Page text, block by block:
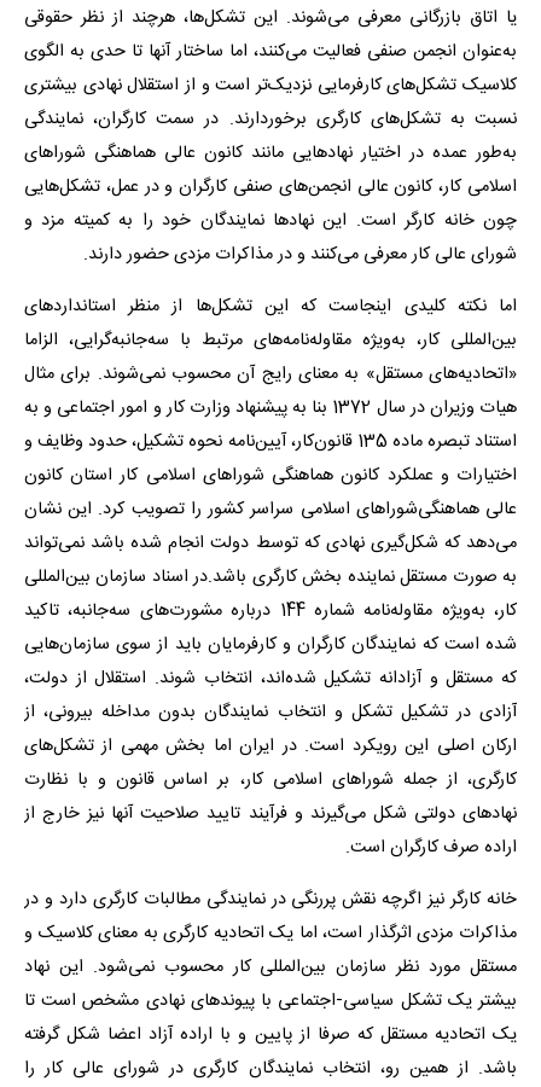
یا اتاق بازرگانی معرفی می‌شوند. این تشکل‌ها، هرچند از نظر حقوقی
به‌عنوان انجمن صنفی فعالیت می‌کنند، اما ساختار آنها تا حدی به الگوی
کلاسیک تشکل‌های کارفرمایی نزدیک‌تر است و از استقلال نهادی بیشتری
نسبت به تشکل‌های کارگری برخوردارند. در سمت کارگران، نمایندگی
به‌طور عمده در اختیار نهادهایی مانند کانون عالی هماهنگی شوراهای
اسلامی کار، کانون عالی انجمن‌های صنفی کارگران و در عمل، تشکل‌هایی
چون خانه کارگر است. این نهادها نمایندگان خود را به کمیته مزد و
شورای عالی کار معرفی می‌کنند و در مذاکرات مزدی حضور دارند.
اما نکته کلیدی اینجاست که این تشکل‌ها از منظر استانداردهای
بین‌المللی کار، به‌ویژه مقاوله‌نامه‌های مرتبط با سه‌جانبه‌گرایی، الزاما
«اتحادیه‌های مستقل» به معنای رایج آن محسوب نمی‌شوند. برای مثال
هیات وزیران در سال 1372 بنا به پیشنهاد وزارت کار و امور اجتماعی و به
استناد تبصره ماده 135 قانون‌کار، آیین‌نامه نحوه تشکیل، حدود وظایف و
اختیارات و عملکرد کانون هماهنگی شوراهای اسلامی کار استان کانون
عالی هماهنگی‌شوراهای اسلامی سراسر کشور را تصویب کرد. این نشان
می‌دهد که شکل‌گیری نهادی که توسط دولت انجام شده باشد نمی‌تواند
به صورت مستقل نماینده بخش کارگری باشد.در اسناد سازمان بین‌المللی
کار، به‌ویژه مقاوله‌نامه شماره 144 درباره مشورت‌های سه‌جانبه، تاکید
شده است که نمایندگان کارگران و کارفرمایان باید از سوی سازمان‌هایی
که مستقل و آزادانه تشکیل‌ شده‌اند، انتخاب شوند. استقلال از دولت،
آزادی در تشکیل تشکل و انتخاب نمایندگان بدون مداخله بیرونی، از
ارکان اصلی این رویکرد است. در ایران اما بخش مهمی از تشکل‌های
کارگری، از جمله شوراهای اسلامی کار، بر اساس قانون و با نظارت
نهادهای دولتی شکل می‌گیرند و فرآیند تایید صلاحیت آنها نیز خارج از
اراده صرف کارگران است.
خانه کارگر نیز اگرچه نقش پررنگی در نمایندگی مطالبات کارگری دارد و در
مذاکرات مزدی اثرگذار است، اما یک اتحادیه کارگری به معنای کلاسیک و
مستقل مورد نظر سازمان بین‌المللی کار محسوب نمی‌شود. این نهاد
بیشتر یک تشکل سیاسی-اجتماعی با پیوندهای نهادی مشخص است تا
یک اتحادیه مستقل که صرفا از پایین و با اراده آزاد اعضا شکل گرفته
باشد. از همین رو، انتخاب نمایندگان کارگری در شورای عالی کار را